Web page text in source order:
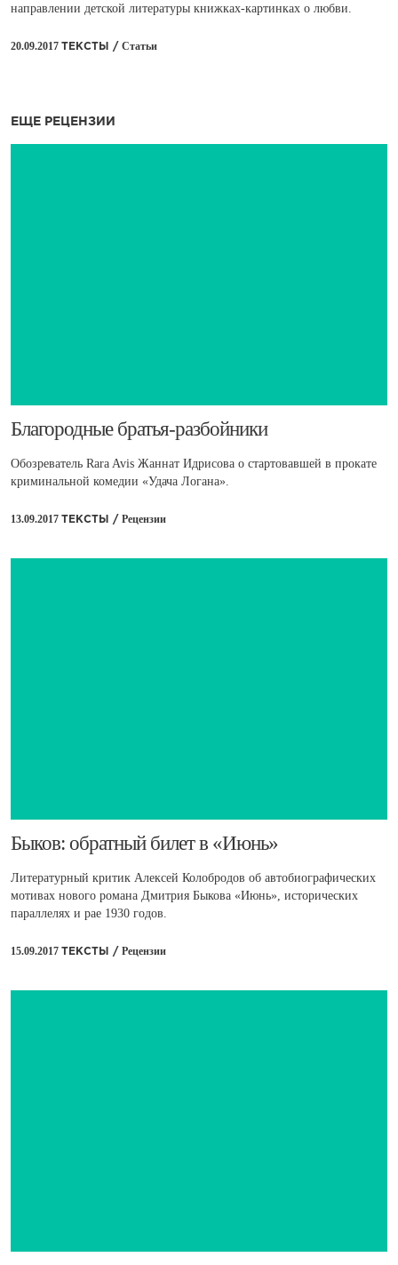
направлении детской литературы книжках-картинках о любви.
20.09.2017 ТЕКСТЫ / Статьи
ЕЩЕ РЕЦЕНЗИИ
​Благородные братья-разбойники
Обозреватель Rara Avis Жаннат Идрисова о стартовавшей в прокате
криминальной комедии «Удача Логана».
13.09.2017 ТЕКСТЫ / Рецензии
​Быков: обратный билет в «Июнь»
Литературный критик Алексей Колобродов об автобиографических
мотивах нового романа Дмитрия Быкова «Июнь», исторических
параллелях и рае 1930 годов.
15.09.2017 ТЕКСТЫ / Рецензии